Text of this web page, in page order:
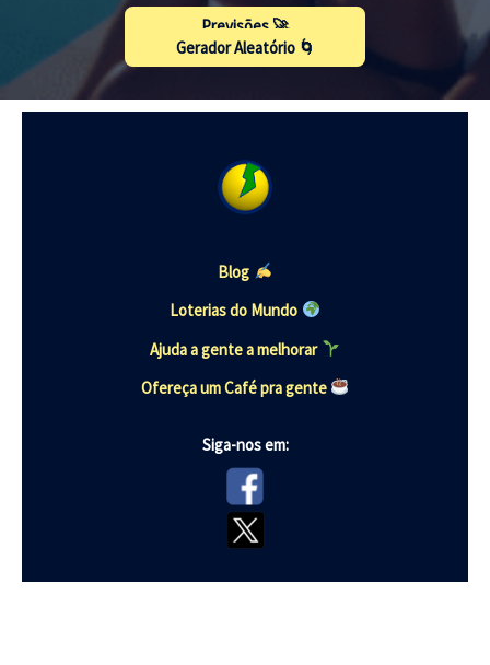
Previsões 🚀
Gerador Aleatório 🌀
Blog
Loterias do Mundo
Ajuda a gente a melhorar
Ofereça um Café pra gente
Siga-nos em: